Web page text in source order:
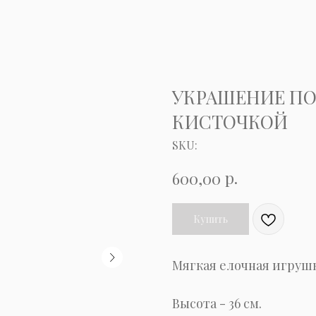
УКРАШЕНИЕ
КИСТОЧКОЙ
SKU:
600,00 р.
Купить
Мягкая елочная
Высота - 36 см.